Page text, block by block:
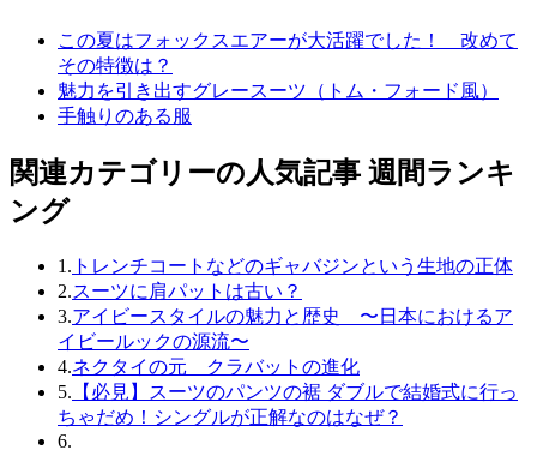
この夏はフォックスエアーが大活躍でした！ 改めて
その特徴は？
魅力を引き出すグレースーツ（トム・フォード風）
手触りのある服
関連カテゴリーの人気記事 週間ランキ
ング
1. トレンチコートなどのギャバジンという生地の正体
2.スーツに肩パットは古い？
3.アイビースタイルの魅力と歴史 〜日本におけるア
イビールックの源流〜
4.ネクタイの元 クラバットの進化
5. 【必見】スーツのパンツの裾 ダブルで結婚式に行っ
ちゃだめ！シングルが正解なのはなぜ？
6.